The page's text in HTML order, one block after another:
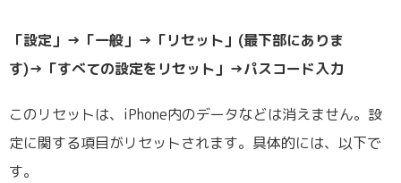
「設定」→「一般」→「リセット」(最下部にありま
す)→「すべての設定をリセット」→パスコード入力
このリセットは、iPhone内のデータなどは消えません。設
定に関する項目がリセットされます。具体的には、以下で
す。